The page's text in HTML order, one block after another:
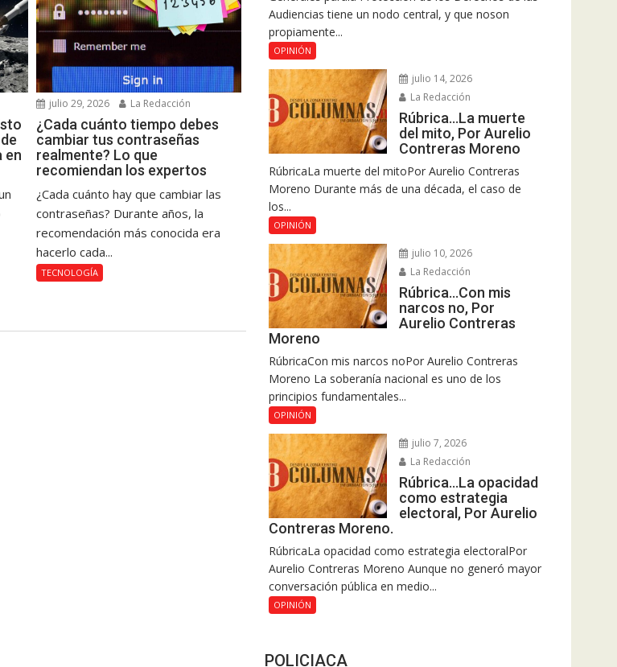
en
julio 29, 2026 La Redacción
¿Cada cuánto tiempo debes
cambiar tus contraseñas
realmente? Lo que
recomiendan los expertos
¿Cada cuánto hay que cambiar las
contraseñas? Durante años, la
recomendación más conocida era
hacerlo cada...
TECNOLOGÍA
Audiencias tiene un nodo central, y que noson
propiamente...
OPINIÓN
julio 14, 2026
La Redacción
Rúbrica…La muerte
del mito, Por Aurelio
Contreras Moreno
RúbricaLa muerte del mitoPor Aurelio Contreras
Moreno Durante más de una década, el caso de
los...
OPINIÓN
julio 10, 2026
La Redacción
Rúbrica…Con mis
narcos no, Por
Aurelio Contreras
Moreno
RúbricaCon mis narcos noPor Aurelio Contreras
Moreno La soberanía nacional es uno de los
principios fundamentales...
OPINIÓN
julio 7, 2026
La Redacción
Rúbrica…La opacidad
como estrategia
electoral, Por Aurelio
Contreras Moreno.
RúbricaLa opacidad como estrategia electoralPor
Aurelio Contreras Moreno Aunque no generó mayor
conversación pública en medio...
OPINIÓN
POLICIACA